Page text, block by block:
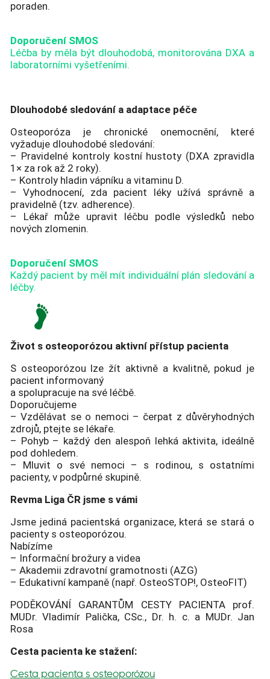
poraden.
Doporučení SMOS
Léčba by měla být dlouhodobá, monitorována DXA a
laboratorními vyšetřeními.
Dlouhodobé sledování a adaptace péče
Osteoporóza je chronické onemocnění, které
vyžaduje dlouhodobé sledování:
– Pravidelné kontroly kostní hustoty (DXA zpravidla
1× za rok až 2 roky).
– Kontroly hladin vápníku a vitaminu D.
– Vyhodnocení, zda pacient léky užívá správně a
pravidelně (tzv. adherence).
– Lékař může upravit léčbu podle výsledků nebo
nových zlomenin.
Doporučení SMOS
Každý pacient by měl mít individuální plán sledování a
léčby.
Život s osteoporózou aktivní přístup pacienta
S osteoporózou lze žít aktivně a kvalitně, pokud je
pacient informovaný
a spolupracuje na své léčbě.
Doporučujeme
– Vzdělávat se o nemoci – čerpat z důvěryhodných
zdrojů, ptejte se lékaře.
– Pohyb – každý den alespoň lehká aktivita, ideálně
pod dohledem.
– Mluvit o své nemoci – s rodinou, s ostatními
pacienty, v podpůrné skupině.
Revma Liga ČR jsme s vámi
Jsme jediná pacientská organizace, která se stará o
pacienty s osteoporózou.
Nabízíme
– Informační brožury a videa
– Akademii zdravotní gramotnosti (AZG)
– Edukativní kampaně (např. OsteoSTOP!, OsteoFIT)
PODĚKOVÁNÍ GARANTŮM CESTY PACIENTA prof.
MUDr. Vladimír Palička, CSc., Dr. h. c. a MUDr. Jan
Rosa
Cesta pacienta ke stažení:
Cesta pacienta s osteoporózou